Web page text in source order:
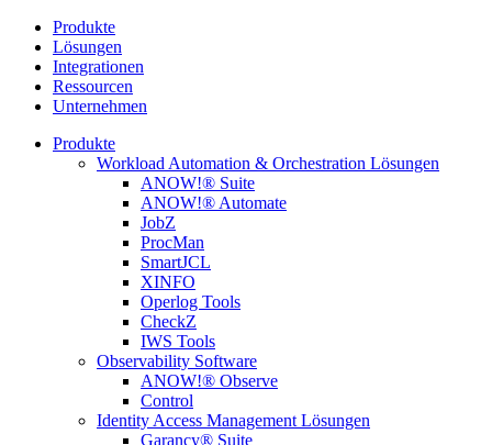
Produkte
Lösungen
Integrationen
Ressourcen
Unternehmen
Produkte
Workload Automation & Orchestration Lösungen
ANOW!® Suite
ANOW!® Automate
JobZ
ProcMan
SmartJCL
XINFO
Operlog Tools
CheckZ
IWS Tools
Observability Software
ANOW!® Observe
Control
Identity Access Management Lösungen
Garancy® Suite